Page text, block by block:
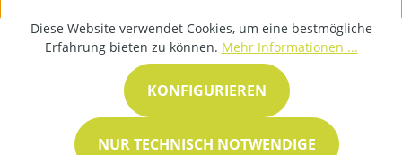
Diese Website verwendet Cookies, um eine bestmögliche
Erfahrung bieten zu können. Mehr Informationen ...
NUR TECHNISCH NOTWENDIGE
KONFIGURIEREN